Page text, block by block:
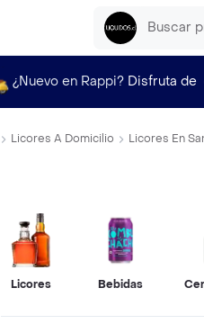
¿Nuevo en Rappi? Disfruta de
Licores A Domicilio Licores En
Licores Bebidas